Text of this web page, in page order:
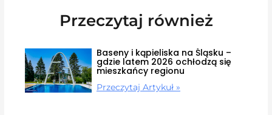
Przeczytaj również
Baseny i kąpieliska na Śląsku –
gdzie latem 2026 ochłodzą się
mieszkańcy regionu
Przeczytaj Artykuł »